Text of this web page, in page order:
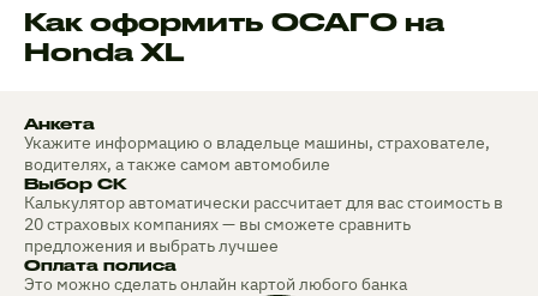
Как оформить ОСАГО на
Honda XL
Анкета
Укажите информацию о владельце машины, страхователе,
водителях, а также самом автомобиле
Выбор СК
Калькулятор автоматически рассчитает для вас стоимость в
20 страховых компаниях — вы сможете сравнить
предложения и выбрать лучшее
Оплата полиса
Это можно сделать онлайн картой любого банка